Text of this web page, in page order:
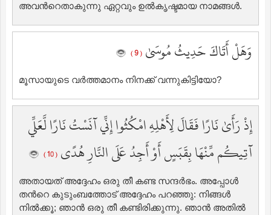
അവന്‍റെതാകുന്നു ഏറ്റവും ഉല്‍കൃഷ്ടമായ നാമങ്ങള്‍.
وَهَلْ أَتَاكَ حَدِيثُ مُوسَىٰ ( 9 )
മൂസായുടെ വര്‍ത്തമാനം നിനക്ക് വന്നുകിട്ടിയോ?
إِذْ رَأَىٰ نَارًا فَقَالَ لِأَهْلِهِ امْكُثُوا إِنِّي آنَسْتُ نَارًا لَّعَلِّي
آتِيكُم مِّنْهَا بِقَبَسٍ أَوْ أَجِدُ عَلَى النَّارِ هُدًى ( 10 )
അതായത് അദ്ദേഹം ഒരു തീ കണ്ട സന്ദര്‍ഭം. അപ്പോള്‍
തന്‍റെ കുടുംബത്തോട് അദ്ദേഹം പറഞ്ഞു: നിങ്ങള്‍
നില്‍ക്കൂ; ഞാന്‍ ഒരു തീ കണ്ടിരിക്കുന്നു. ഞാന്‍ അതില്‍